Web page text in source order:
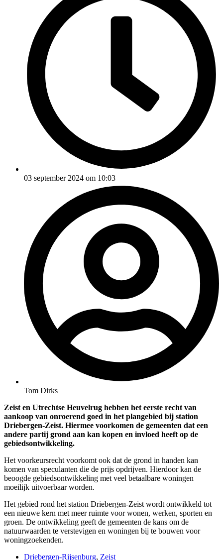
03 september 2024 om 10:03
Tom Dirks
Zeist en Utrechtse Heuvelrug hebben het eerste recht van
aankoop van onroerend goed in het plangebied bij station
Driebergen-Zeist. Hiermee voorkomen de gemeenten dat een
andere partij grond aan kan kopen en invloed heeft op de
gebiedsontwikkeling.
Het voorkeursrecht voorkomt ook dat de grond in handen kan
komen van speculanten die de prijs opdrijven. Hierdoor kan de
beoogde gebiedsontwikkeling met veel betaalbare woningen
moeilijk uitvoerbaar worden.
Het gebied rond het station Driebergen-Zeist wordt ontwikkeld tot
een nieuwe kern met meer ruimte voor wonen, werken, sporten en
groen. De ontwikkeling geeft de gemeenten de kans om de
natuurwaarden te verstevigen en woningen bij te bouwen voor
woningzoekenden.
Driebergen-Rijsenburg, Zeist